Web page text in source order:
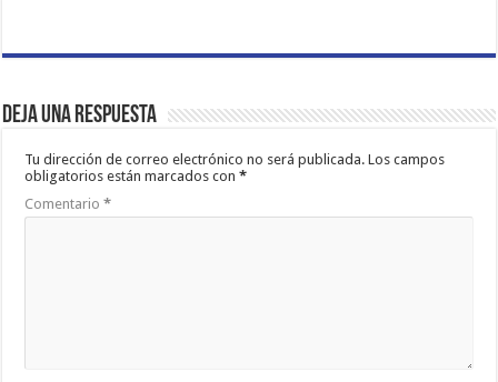
Deja una respuesta
Tu dirección de correo electrónico no será publicada. Los campos
obligatorios están marcados con*
Comentario*